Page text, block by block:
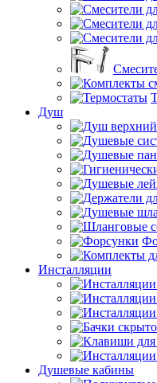
Душ
Инсталляции
Душевые кабины